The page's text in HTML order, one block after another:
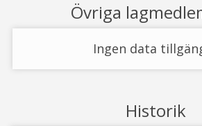
Övriga
Ingen data
Historik